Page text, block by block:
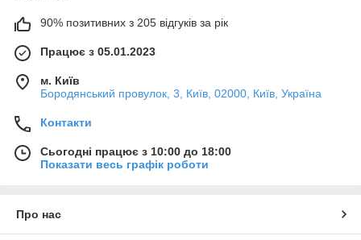
90% позитивних з 205 відгуків за рік
Працює з 05.01.2023
м. Київ
Бородянський провулок, 3, Київ, 02000, Київ, Україна
Контакти
Сьогодні працює з 10:00 до 18:00
Показати весь графік роботи
Про нас